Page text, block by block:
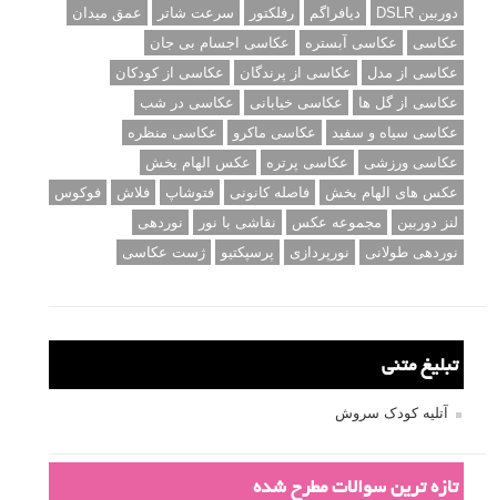
دوربین DSLR
دیافراگم رفلکتور سرعت شاتر
عمق میدان
عکاسی
عکاسی آبستره
عکاسی اجسام بی جان
عکاسی از مدل
عکاسی از پرندگان
عکاسی از کودکان
عکاسی از گل ها
عکاسی خیابانی
عکاسی در شب
عکاسی سیاه و سفید
عکاسی ماکرو
عکاسی منظره
عکاسی ورزشی
عکاسی پرتره
عکس الهام بخش
عکس های الهام بخش
فاصله کانونی فتوشاپ فلاش
فوکوس
لنز دوربین
مجموعه عکس نقاشی با نور
نوردهی
نوردهی طولانی
نورپردازی پرسپکتیو ژست عکاسی
تبلیغ متنی
آتلیه کودک سروش
تازه ترین سوالات مطرح شده